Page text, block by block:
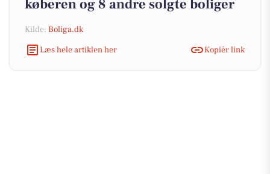
køberen og 8 andre solgte boliger
Kilde: Boliga.dk
Læs hele artiklen her
Kopiér link